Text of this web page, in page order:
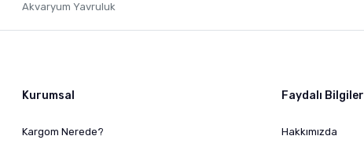
Akvaryum Yavruluk
Kurumsal
Kargom Nerede?
Faydalı Bilgiler
Hakkımızda